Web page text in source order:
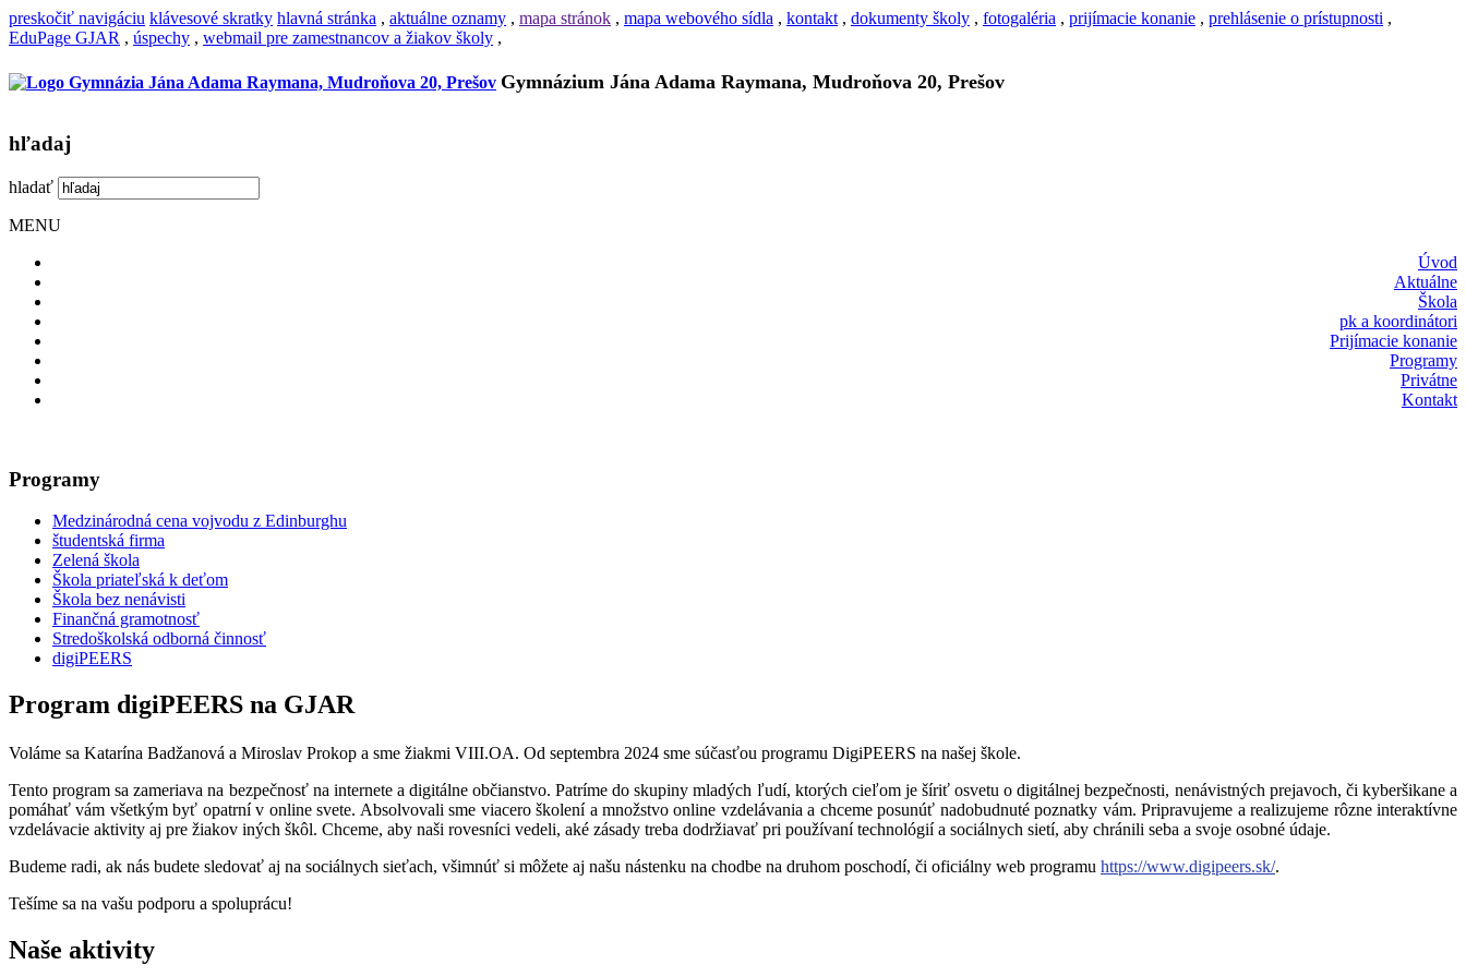
preskočiť navigáciu klávesové skratky hlavná stránka , aktuálne oznamy , mapa stránok , mapa webového sídla , kontakt , dokumenty školy , fotogaléria , prijímacie konanie , prehlásenie o prístupnosti ,
EduPage GJAR , úspechy , webmail pre zamestnancov a žiakov školy ,
Gymnázium Jána Adama Raymana, Mudroňova 20, Prešov
hľadaj
hladať
MENU
Úvod
Aktuálne
Škola
pk a koordinátori
Prijímacie konanie
Programy
Privátne
Kontakt
Programy
Medzinárodná cena vojvodu z Edinburghu
študentská firma
Zelená škola
Škola priateľská k deťom
Škola bez nenávisti
Finančná gramotnosť
Stredoškolská odborná činnosť
digiPEERS
Program digiPEERS na GJAR
Voláme sa Katarína Badžanová a Miroslav Prokop a sme žiakmi VIII.OA. Od septembra 2024 sme súčasťou programu DigiPEERS na našej škole.
Tento program sa zameriava na bezpečnosť na internete a digitálne občianstvo. Patríme do skupiny mladých ľudí, ktorých cieľom je šíriť osvetu o digitálnej bezpečnosti, nenávistných prejavoch, či kyberšikane a
pomáhať vám všetkým byť opatrní v online svete. Absolvovali sme viacero školení a množstvo online vzdelávania a chceme posunúť nadobudnuté poznatky vám. Pripravujeme a realizujeme rôzne interaktívne
vzdelávacie aktivity aj pre žiakov iných škôl. Chceme, aby naši rovesníci vedeli, aké zásady treba dodržiavať pri používaní technológií a sociálnych sietí, aby chránili seba a svoje osobné údaje.
Budeme radi, ak nás budete sledovať aj na sociálnych sieťach, všimnúť si môžete aj našu nástenku na chodbe na druhom poschodí, či oficiálny web programu https://www.digipeers.sk/.
Tešíme sa na vašu podporu a spoluprácu!
Naše aktivity